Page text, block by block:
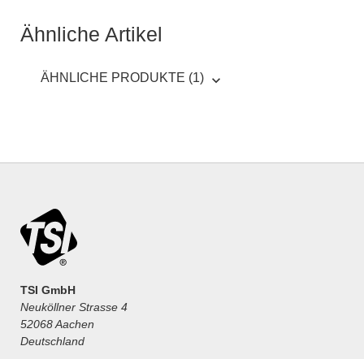
Ähnliche Artikel
ÄHNLICHE PRODUKTE (1)
TSI GmbH
Neuköllner Strasse 4
52068 Aachen
Deutschland